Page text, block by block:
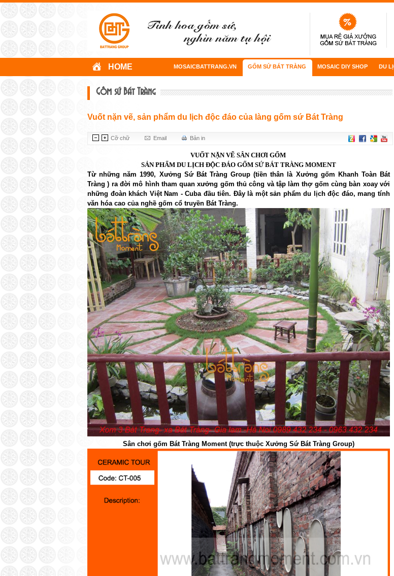
HOME MOSAICBATTRANG.VN GỐM SỨ BÁT TRÀNG MOSAIC DIY SHOP DU
Gốm sứ Bát Tràng
Vuốt nặn vẽ, sản phẩm du lịch độc đáo của làng gốm sứ Bát Tràng
Cỡ chữ Email Bản in
VUỐT NẶN VẼ SÂN CHƠI GỐM
SẢN PHẨM DU LỊCH ĐỘC ĐÁO GỐM SỨ BÁT TRÀNG MOMENT
Từ những năm 1990, Xưởng Sứ Bát Tràng Group (tiền thân là Xưởng gốm Khanh Toàn Bát
Tràng ) ra đời mô hình tham quan xưởng gốm thủ công và tập làm thợ gốm cùng bàn xoay với
những đoàn khách Việt Nam - Cuba đầu tiên. Đây là một sản phẩm du lịch độc đáo, mang tính
văn hóa cao của nghề gốm cổ truyền Bát Tràng.
Sân chơi gốm Bát Tràng Moment (trực thuộc Xưởng Sứ Bát Tràng Group)